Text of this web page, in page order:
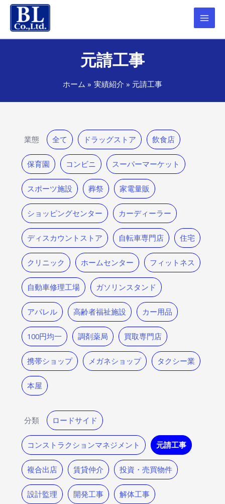
元請工事
ホーム 実績紹介 元請工事
業態 全て ドラッグストア 飲食店
保育園 コンビニ スーパーマーケット
スポーツ施設 葬祭 家電量販
ショッピングセンター カーディーラー
ディスカウントストア 自転車専門店 住宅
クリニック ホームセンター フィットネス
自動車修理工場 ガソリンスタンド
アパレル 高齢者福祉施設 カー用品
100円均一 調剤薬局 買取専門店
携帯ショップ メガネショップ タクシー業
本屋
分類 ロードサイド
コンストラクションマネジメント 元請工事
複合出店 賃貸仲介 投資・売買物件
設計監理 開発工事 解体工事